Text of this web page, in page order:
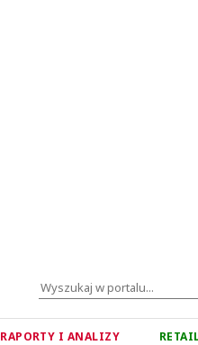
RAPORTY I ANALIZY